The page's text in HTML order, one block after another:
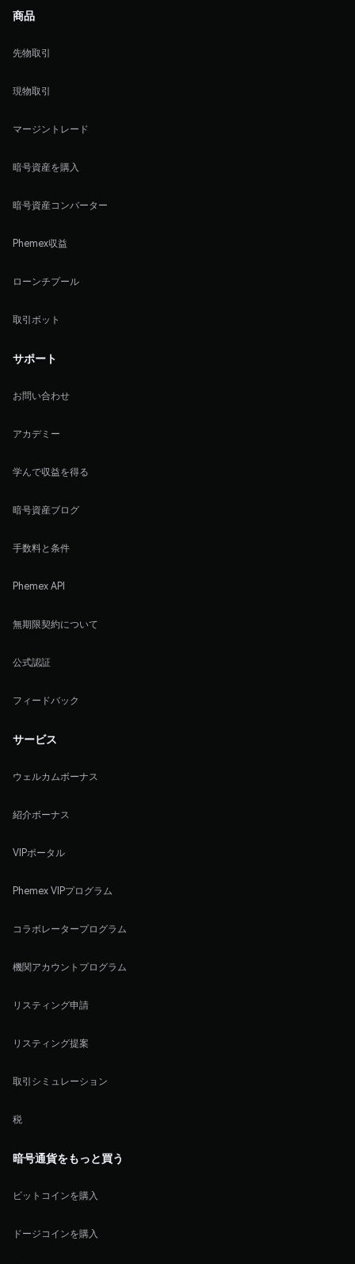
商品
先物取引
現物取引
マージントレード
暗号資産を購入
暗号資産コンバーター
Phemex収益
ローンチプール
取引ボット
サポート
お問い合わせ
アカデミー
学んで収益を得る
暗号資産ブログ
手数料と条件
Phemex API
無期限契約について
公式認証
フィードバック
サービス
ウェルカムボーナス
紹介ボーナス
VIPポータル
Phemex VIPプログラム
コラボレータープログラム
機関アカウントプログラム
リスティング申請
リスティング提案
取引シミュレーション
税
暗号通貨をもっと買う
ビットコインを購入
ドージコインを購入